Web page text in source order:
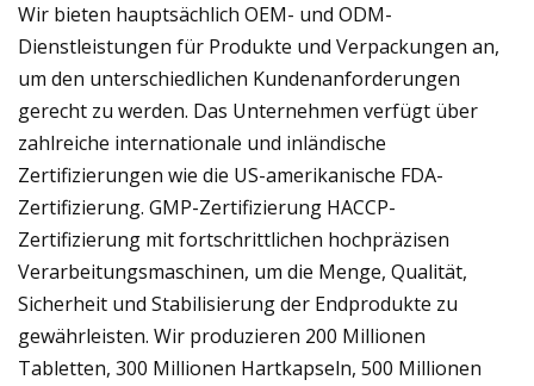
Wir bieten hauptsächlich OEM- und ODM-
Dienstleistungen für Produkte und Verpackungen an,
um den unterschiedlichen Kundenanforderungen
gerecht zu werden. Das Unternehmen verfügt über
zahlreiche internationale und inländische
Zertifizierungen wie die US-amerikanische FDA-
Zertifizierung. GMP-Zertifizierung HACCP-
Zertifizierung mit fortschrittlichen hochpräzisen
Verarbeitungsmaschinen, um die Menge, Qualität,
Sicherheit und Stabilisierung der Endprodukte zu
gewährleisten. Wir produzieren 200 Millionen
Tabletten, 300 Millionen Hartkapseln, 500 Millionen